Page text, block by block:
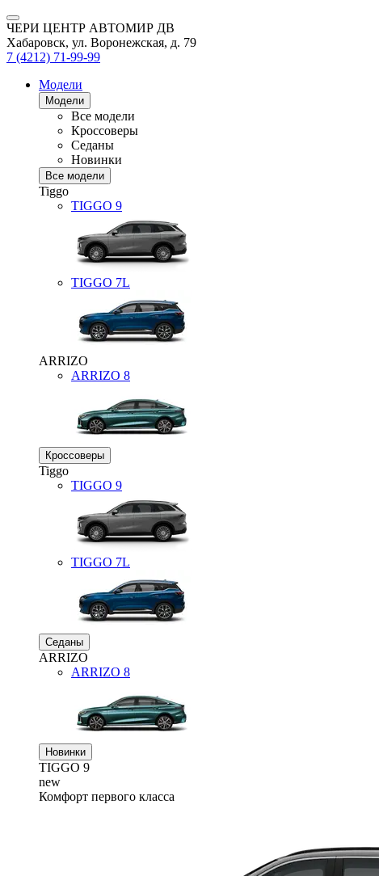
ЧЕРИ ЦЕНТР АВТОМИР ДВ
Хабаровск, ул. Воронежская, д. 79
7 (4212) 71-99-99
Модели
Модели
Все модели
Кроссоверы
Седаны
Новинки
Все модели
Tiggo
TIGGO 9
TIGGO 7L
ARRIZO
ARRIZO 8
Кроссоверы
Tiggo
TIGGO 9
TIGGO 7L
Седаны
ARRIZO
ARRIZO 8
Новинки
TIGGO 9
new
Комфорт первого класса